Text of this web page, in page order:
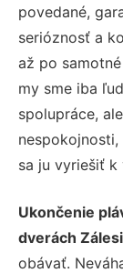
povedané,
serióznosť a
až po
my sme iba
spolupráce,
sa ju vyriešiť k
Ukončenie
dverách
obávať.